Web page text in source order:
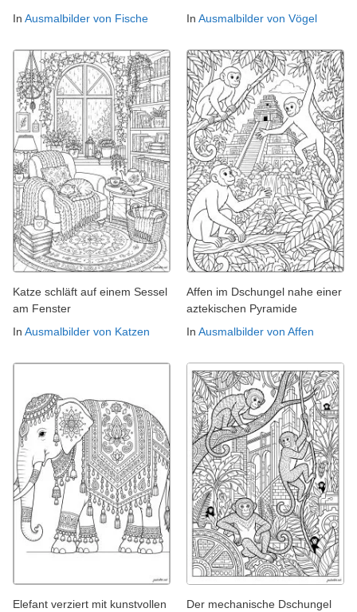
In Ausmalbilder von Fische
In Ausmalbilder von Vögel
Katze schläft auf einem Sessel
am Fenster
In Ausmalbilder von Katzen
Affen im Dschungel nahe einer
aztekischen Pyramide
In Ausmalbilder von Affen
Elefant verziert mit kunstvollen
Der mechanische Dschungel